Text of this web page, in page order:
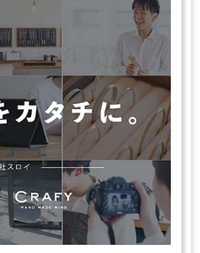
ルーティンワークがメイン